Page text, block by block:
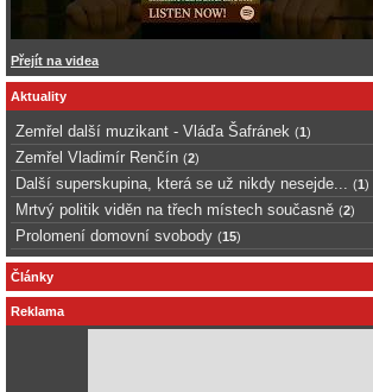
Přejít na videa
Aktuality
Zemřel další muzikant - Vláďa Šafránek (1)
Zemřel Vladimír Renčín (2)
Další superskupina, která se už nikdy nesejde... (1)
Mrtvý politik viděn na třech místech současně (2)
Prolomení domovní svobody (15)
Články
Reklama